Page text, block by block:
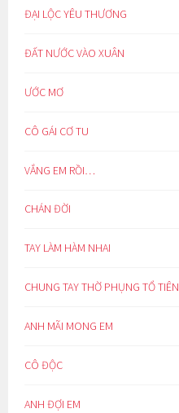
ĐẠI LỘC YÊU THƯƠNG
ĐẤT NƯỚC VÀO XUÂN
ƯỚC MƠ
CÔ GÁI CƠ TU
VẮNG EM RỒI…
CHÁN ĐỜI
TAY LÀM HÀM NHAI
CHUNG TAY THỜ PHỤNG TỔ TIÊN
ANH MÃI MONG EM
CÔ ĐỘC
ANH ĐỢI EM